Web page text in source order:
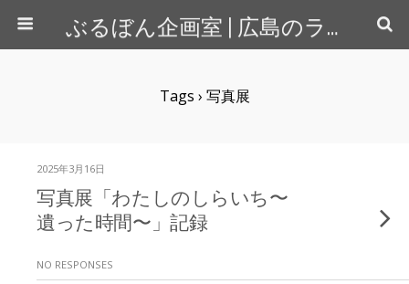
ぶるぼん企画室 | 広島のライター＆カメラマン
Tags › 写真展
2025年3月16日
写真展「わたしのしらいち〜
遺った時間〜」記録
NO RESPONSES